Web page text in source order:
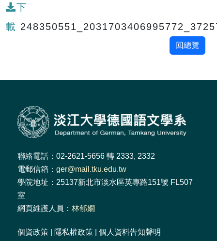
下
載
回總覽
聯絡電話：02-2621-5656 轉 2333, 2332
電郵信箱： ger@mail.tku.edu.tw
學院地址：25137新北市淡水區英專路151號 FL507
室
網頁維護人員： 林郁嫺
個資政策 隱私權政策 個人資料告知聲明